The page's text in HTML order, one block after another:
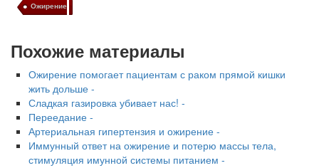
Ожирение
Похожие материалы
Ожирение помогает пациентам с раком прямой кишки
жить дольше -
Сладкая газировка убивает нас! -
Переедание -
Артериальная гипертензия и ожирение -
Иммунный ответ на ожирение и потерю массы тела,
стимуляция имунной системы питанием -